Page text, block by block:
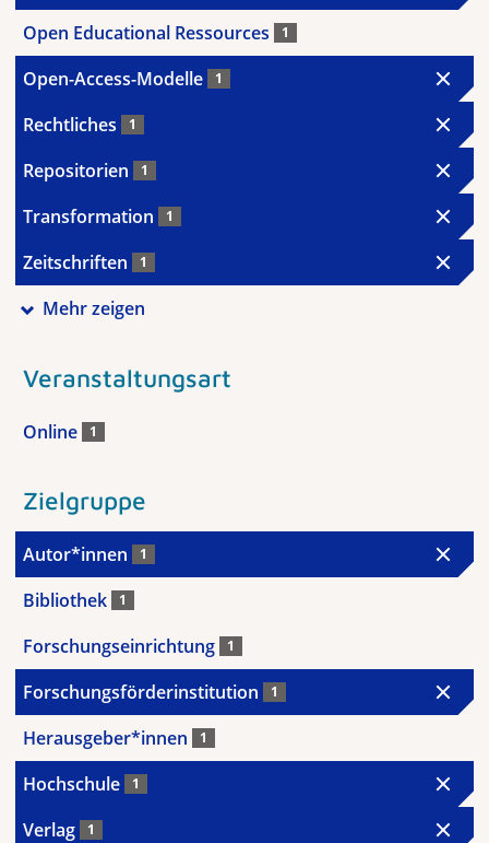
Open Educational Ressources 1
Open-Access-Modelle 1
Rechtliches 1
Repositorien 1
Transformation 1
Zeitschriften 1
Mehr zeigen
Veranstaltungsart
Online 1
Zielgruppe
Autor*innen 1
Bibliothek 1
Forschungseinrichtung 1
Forschungsförderinstitution 1
Herausgeber*innen 1
Hochschule 1
Verlag 1